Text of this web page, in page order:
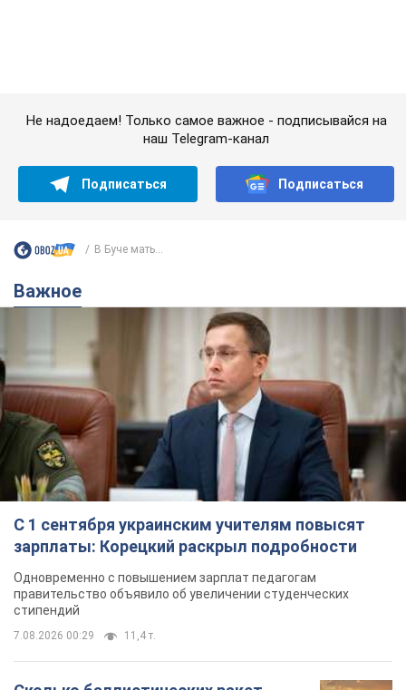
Важное
С 1 сентября украинским учителям повысят
зарплаты: Корецкий раскрыл подробности
Одновременно с повышением зарплат педагогам
правительство объявило об увеличении студенческих
стипендий
7.08.2026 00:29 11,4 т.
перехватила украинская ПВО в
июле: в Минобороны назвали цифру
Украинская ПВО работала в условиях
дефицита ракет-перехватчиков
Аурика Ротару через суд изменила